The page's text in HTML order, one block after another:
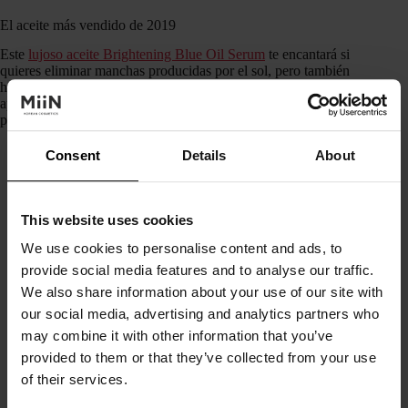
Consent Details About
This website uses cookies
We use cookies to personalise content and ads, to
provide social media features and to analyse our traffic.
We also share information about your use of our site with
our social media, advertising and analytics partners who
may combine it with other information that you’ve
provided to them or that they’ve collected from your use
of their services.
El aceite más vendido de 2019
Este lujoso aceite Brightening Blue Oil Serum te encantará si
quieres eliminar manchas producidas por el sol, pero también
hormonales o provocadas por el acné. Ilumina la piel tosca,
aportándole un brillo sano y precioso. Es súper ligero y
puedes usarlo tengas el tipo de piel que tengas.